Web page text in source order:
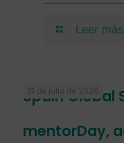
Leer más
31 de julio de 2026
Spain Global
mentorDay,